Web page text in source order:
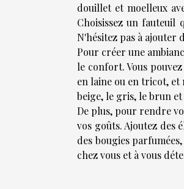
douillet et moelleux
Choisissez un fauteuil
N'hésitez pas à ajouter
Pour créer une
le confort. Vous
en laine ou en tricot, et
beige, le gris, le brun
De plus, pour rendre
vos goûts. Ajoutez des
des bougies
chez vous et à vous